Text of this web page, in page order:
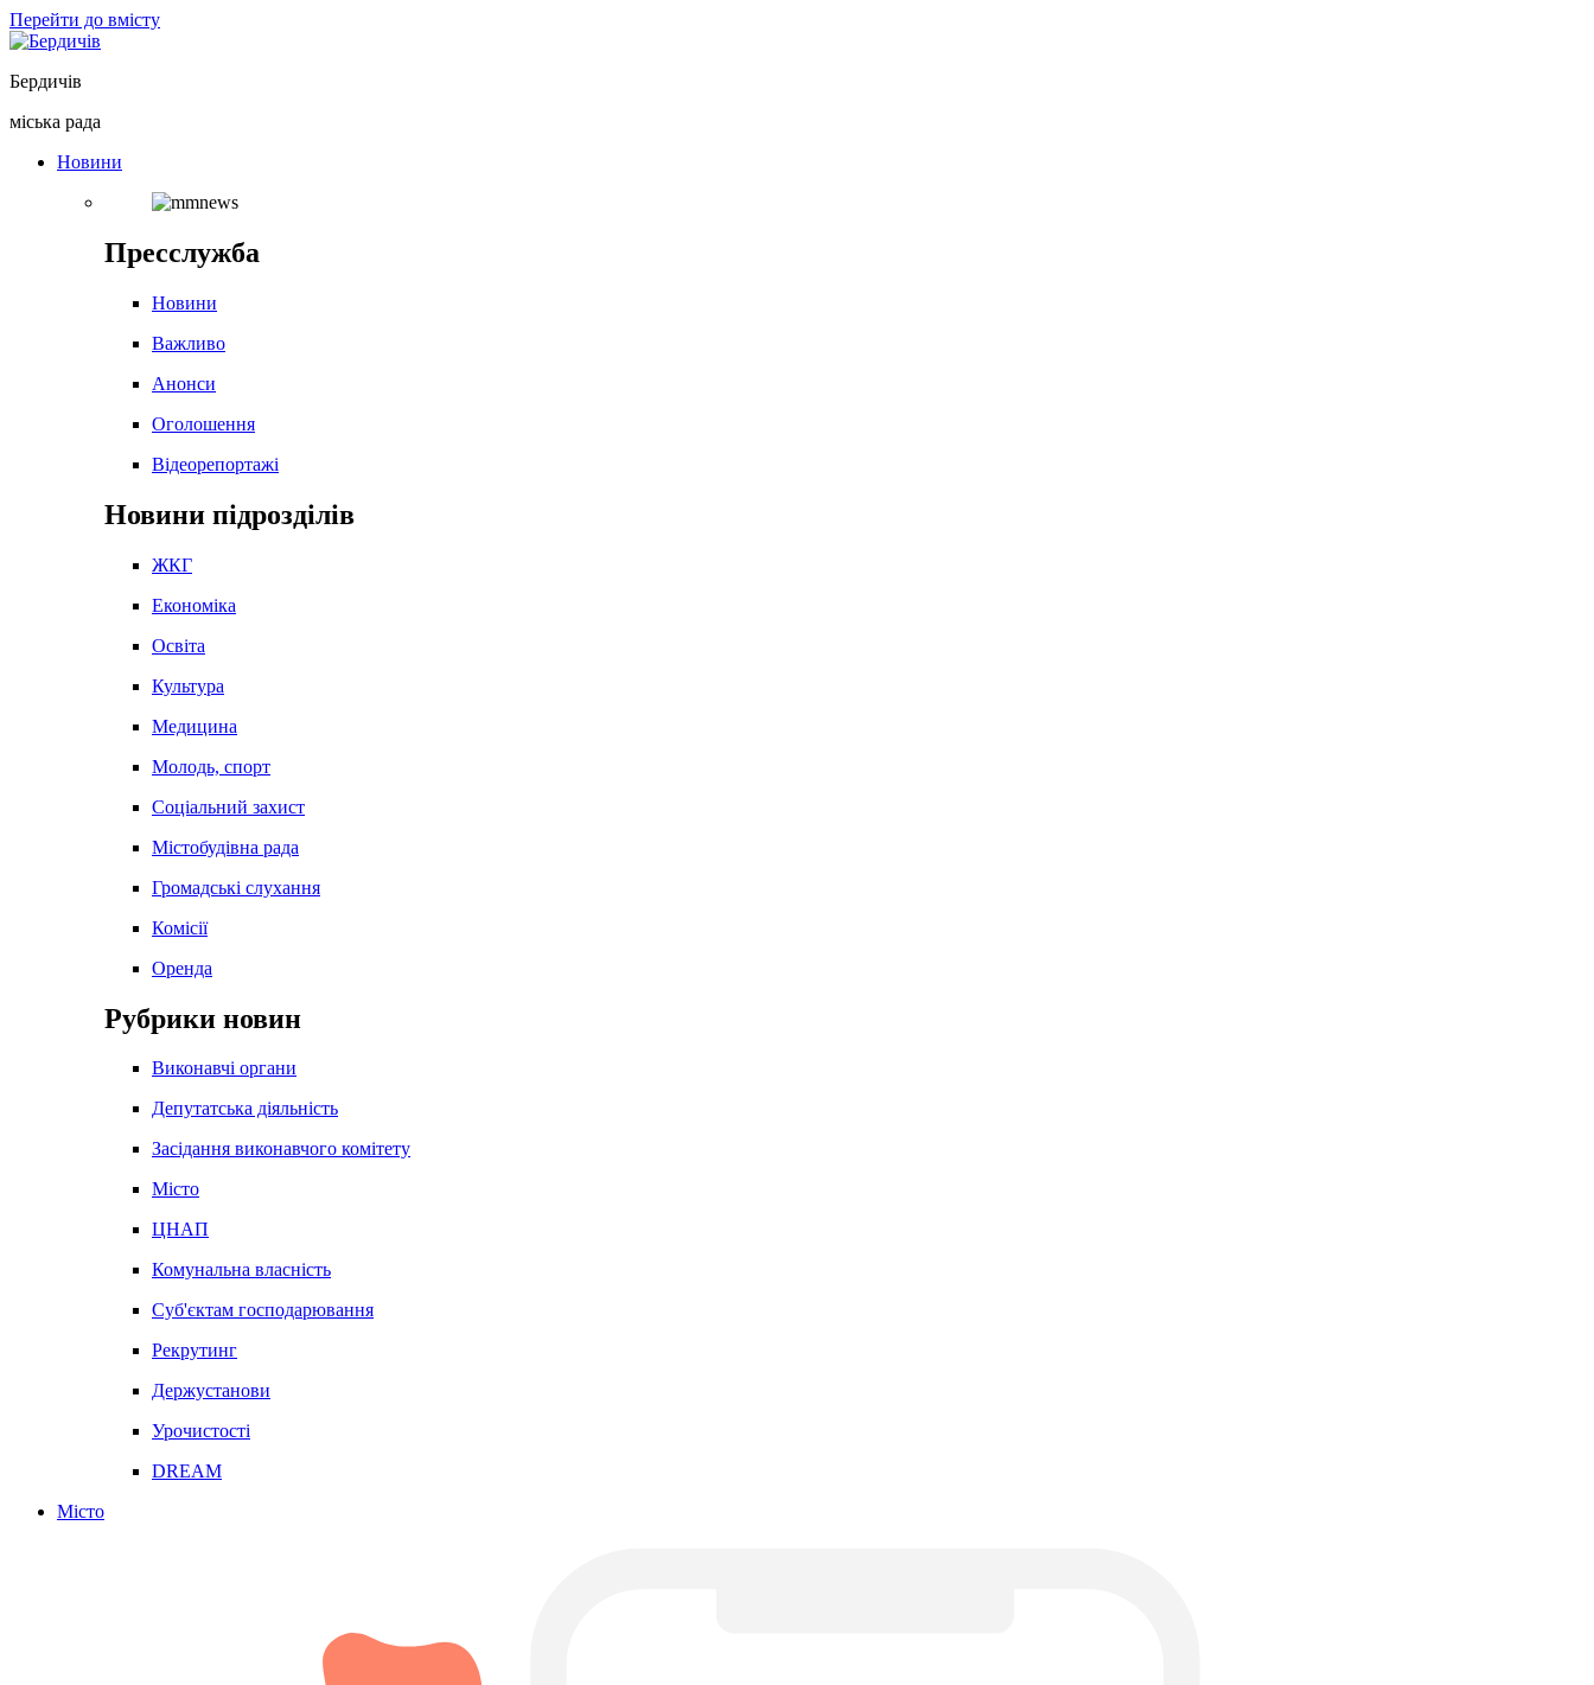
Перейти до вмісту
Бердичів
міська рада
Новини
Пресслужба
Новини
Важливо
Анонси
Оголошення
Відеорепортажі
Новини підрозділів
ЖКГ
Економіка
Освіта
Культура
Медицина
Молодь, спорт
Соціальний захист
Містобудівна рада
Громадські слухання
Комісії
Оренда
Рубрики новин
Виконавчі органи
Депутатська діяльність
Засідання виконавчого комітету
Місто
ЦНАП
Комунальна власність
Суб'єктам господарювання
Рекрутинг
Держустанови
Урочистості
DREAM
Місто